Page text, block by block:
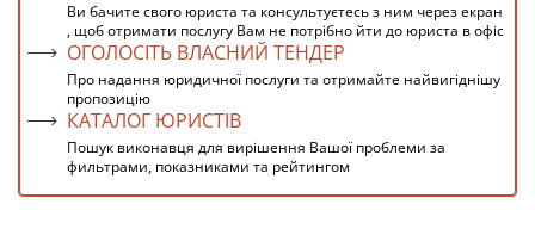
Ви бачите свого юриста та консультуєтесь з ним через екран
, щоб отримати послугу Вам не потрібно йти до юриста в офіс
ОГОЛОСІТЬ ВЛАСНИЙ ТЕНДЕР
Про надання юридичної послуги та отримайте найвигіднішу
пропозицію
КАТАЛОГ ЮРИСТІВ
Пошук виконавця для вирішення Вашої проблеми за
фильтрами, показниками та рейтингом